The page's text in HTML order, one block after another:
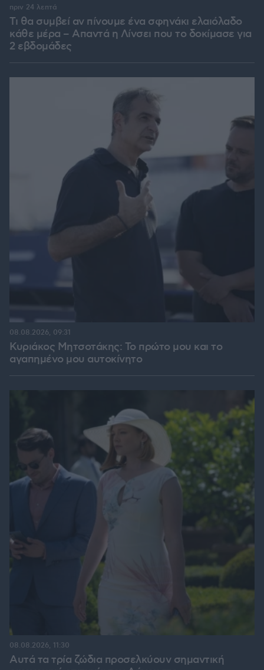
Τι θα συμβεί αν πίνουμε ένα σφηνάκι ελαιόλαδο
κάθε μέρα – Απαντά η Λίνσει που το δοκίμασε για
2 εβδομάδες
πριν 24 λεπτά
Κυριάκος Μητσοτάκης: Το πρώτο μου και το
αγαπημένο μου αυτοκίνητο
08.08.2026, 09:31
Αυτά τα τρία ζώδια προσελκύουν σημαντική
08.08.2026, 11:30